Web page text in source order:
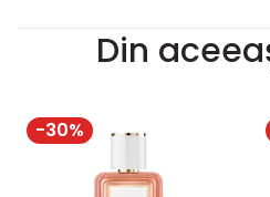
Din
-30%